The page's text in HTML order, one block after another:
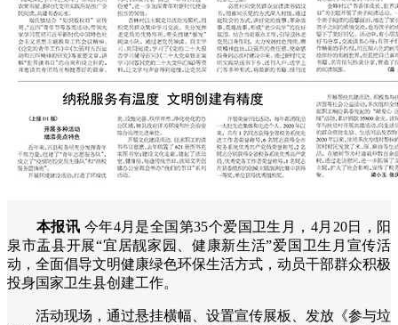
本报讯 今年4月是全国第35个爱国卫生月，4月20日，阳
泉市盂县开展“宜居靓家园、健康新生活”爱国卫生月宣传活
动，全面倡导文明健康绿色环保生活方式，动员干部群众积极
投身国家卫生县创建工作。
活动现场，通过悬挂横幅、设置宣传展板、发放《参与垃